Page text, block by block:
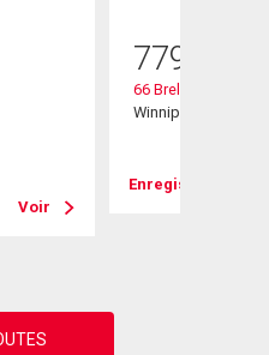
Voir
779 900
66 Breland Bay
Winnipeg, MB
Enregistrer